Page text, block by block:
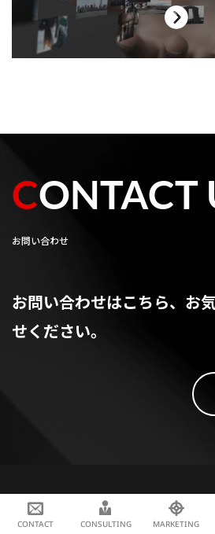
CONTACT
お問い合わせ
お問い合わせはこちら、お
せください。
© 2023 nownext
CONTACT CONSULTING MARKETING